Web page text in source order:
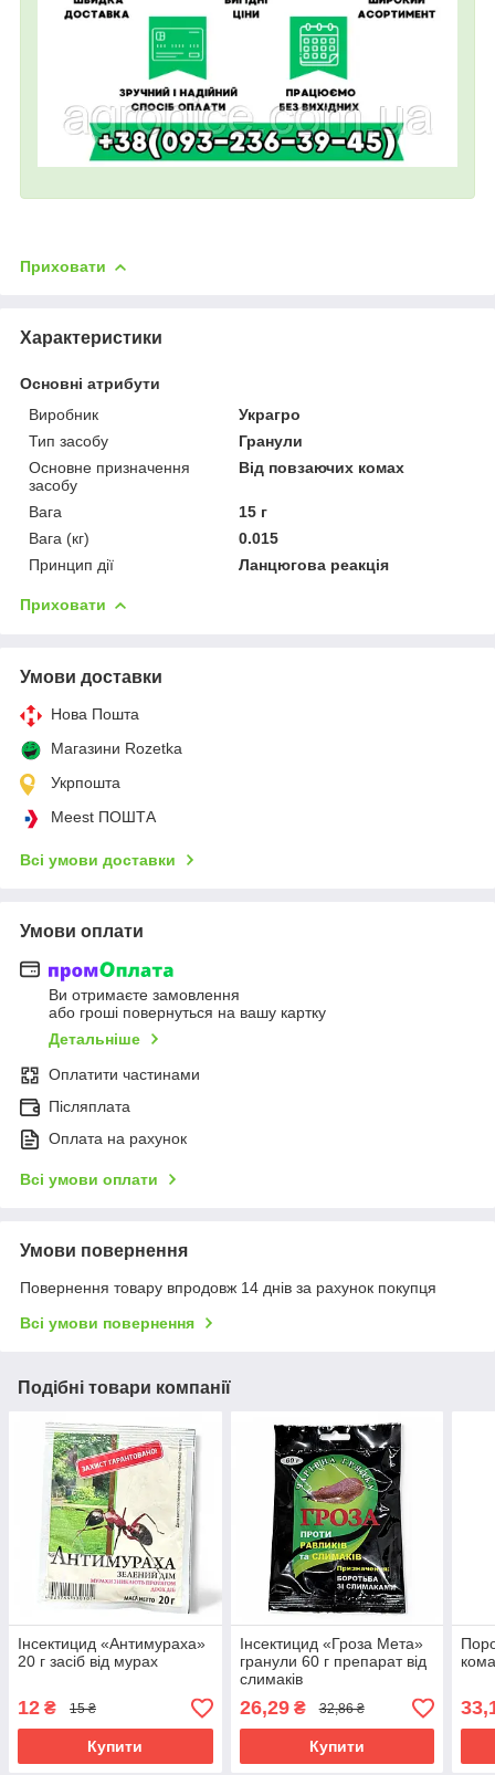
Приховати
Характеристики
Основні атрибути
Виробник
Украгро
Тип засобу
Гранули
Основне призначення
засобу
Від повзаючих комах
Вага
15 г
Вага (кг)
0.015
Принцип дії
Ланцюгова реакція
Приховати
Умови доставки
Нова Пошта
Магазини Rozetka
Укрпошта
Meest ПОШТА
Всі умови доставки
Умови оплати
Ви отримаєте замовлення
або гроші повернуться на вашу картку
Детальніше
Оплатити частинами
Післяплата
Оплата на рахунок
Всі умови оплати
Умови повернення
Повернення товару впродовж 14 днів за рахунок покупця
Всі умови повернення
Подібні товари компанії
Інсектицид «Антимураха»
20 г засіб від мурах
12 ₴ 15 ₴
Купити
Інсектицид «Гроза Мета»
гранули 60 г препарат від
слимаків
26,29₴ 32,86 ₴
Купити